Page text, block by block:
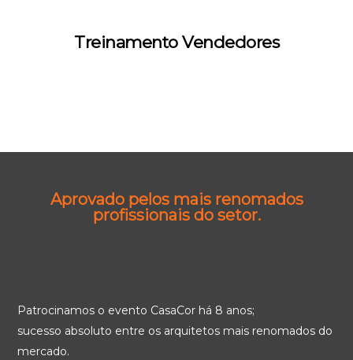
Treinamento Vendedores
Aprovado pelos mais renomados
profissionais do setor.
Patrocinamos o evento CasaCor há 8 anos;
sucesso absoluto entre os arquitetos mais renomados do
mercado.